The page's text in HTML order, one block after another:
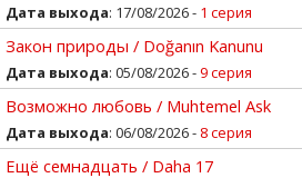
Дата выхода: 17/08/2026 - 1 серия
Закон природы / Doğanın Kanunu
Дата выхода: 05/08/2026 -9 серия
Возможно любовь / Muhtemel Ask
Дата выхода: 06/08/2026 - 8 серия
Ещё семнадцать / Daha 17